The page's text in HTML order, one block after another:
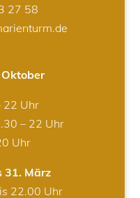
27 58
22 Uhr
– 22 Uhr
Uhr
31. März
22.00 Uhr